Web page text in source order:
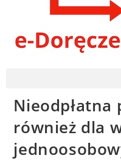
Nieodpłatna
również dla